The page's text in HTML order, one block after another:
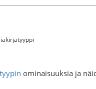
ominaisuuksia ja